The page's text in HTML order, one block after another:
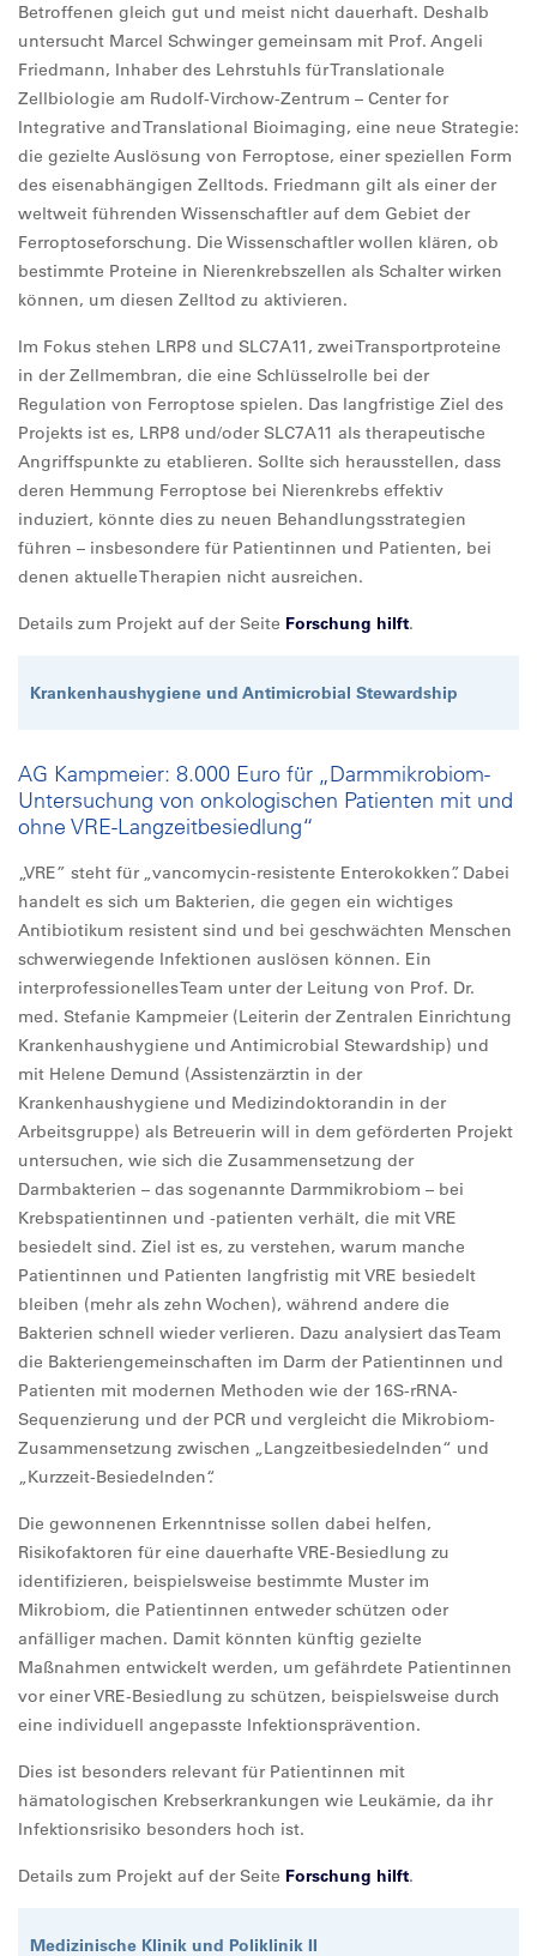
Betroffenen gleich gut und meist nicht dauerhaft. Deshalb
untersucht Marcel Schwinger gemeinsam mit Prof. Angeli
Friedmann, Inhaber des Lehrstuhls für Translationale
Zellbiologie am Rudolf-Virchow-Zentrum – Center for
Integrative and Translational Bioimaging, eine neue Strategie:
die gezielte Auslösung von Ferroptose, einer speziellen Form
des eisenabhängigen Zelltods. Friedmann gilt als einer der
weltweit führenden Wissenschaftler auf dem Gebiet der
Ferroptoseforschung. Die Wissenschaftler wollen klären, ob
bestimmte Proteine in Nierenkrebszellen als Schalter wirken
können, um diesen Zelltod zu aktivieren.
Im Fokus stehen LRP8 und SLC7A11, zwei Transportproteine
in der Zellmembran, die eine Schlüsselrolle bei der
Regulation von Ferroptose spielen. Das langfristige Ziel des
Projekts ist es, LRP8 und/oder SLC7A11 als therapeutische
Angriffspunkte zu etablieren. Sollte sich herausstellen, dass
deren Hemmung Ferroptose bei Nierenkrebs effektiv
induziert, könnte dies zu neuen Behandlungsstrategien
führen – insbesondere für Patientinnen und Patienten, bei
denen aktuelle Therapien nicht ausreichen.
Details zum Projekt auf der Seite Forschung hilft.
Krankenhaushygiene und Antimicrobial Stewardship
AG Kampmeier: 8.000 Euro für „Darmmikrobiom-
Untersuchung von onkologischen Patienten mit und
ohne VRE-Langzeitbesiedlung“
„VRE” steht für „vancomycin-resistente Enterokokken”. Dabei
handelt es sich um Bakterien, die gegen ein wichtiges
Antibiotikum resistent sind und bei geschwächten Menschen
schwerwiegende Infektionen auslösen können. Ein
interprofessionelles Team unter der Leitung von Prof. Dr.
med. Stefanie Kampmeier (Leiterin der Zentralen Einrichtung
Krankenhaushygiene und Antimicrobial Stewardship) und
mit Helene Demund (Assistenzärztin in der
Krankenhaushygiene und Medizindoktorandin in der
Arbeitsgruppe) als Betreuerin will in dem geförderten Projekt
untersuchen, wie sich die Zusammensetzung der
Darmbakterien – das sogenannte Darmmikrobiom – bei
Krebspatientinnen und -patienten verhält, die mit VRE
besiedelt sind. Ziel ist es, zu verstehen, warum manche
Patientinnen und Patienten langfristig mit VRE besiedelt
bleiben (mehr als zehn Wochen), während andere die
Bakterien schnell wieder verlieren. Dazu analysiert das Team
die Bakteriengemeinschaften im Darm der Patientinnen und
Patienten mit modernen Methoden wie der 16S-rRNA-
Sequenzierung und der PCR und vergleicht die Mikrobiom-
Zusammensetzung zwischen „Langzeitbesiedelnden“ und
„Kurzzeit-Besiedelnden“.
Die gewonnenen Erkenntnisse sollen dabei helfen,
Risikofaktoren für eine dauerhafte VRE-Besiedlung zu
identifizieren, beispielsweise bestimmte Muster im
Mikrobiom, die Patientinnen entweder schützen oder
anfälliger machen. Damit könnten künftig gezielte
Maßnahmen entwickelt werden, um gefährdete Patientinnen
vor einer VRE-Besiedlung zu schützen, beispielsweise durch
eine individuell angepasste Infektionsprävention.
Dies ist besonders relevant für Patientinnen mit
hämatologischen Krebserkrankungen wie Leukämie, da ihr
Infektionsrisiko besonders hoch ist.
Details zum Projekt auf der Seite Forschung hilft.
Medizinische Klinik und Poliklinik II